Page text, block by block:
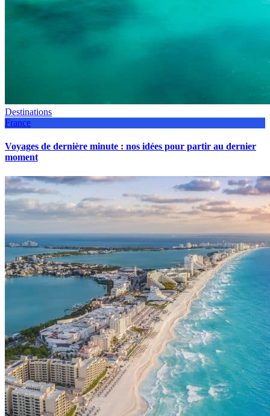
Destinations
France
Voyages de dernière minute : nos idées pour partir au dernier
moment